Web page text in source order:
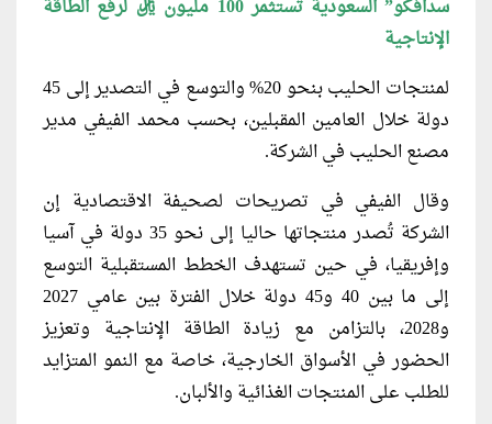
سدافكو” السعودية تستثمر 100 مليون ريال لرفع الطاقة
الإنتاجية
لمنتجات الحليب بنحو 20% والتوسع في التصدير إلى 45
دولة خلال العامين المقبلين، بحسب محمد الفيفي مدير
مصنع الحليب في الشركة.
وقال الفيفي في تصريحات لصحيفة الاقتصادية إن
الشركة تُصدر منتجاتها حاليا إلى نحو 35 دولة في آسيا
وإفريقيا، في حين تستهدف الخطط المستقبلية التوسع
إلى ما بين 40 و45 دولة خلال الفترة بين عامي 2027
و2028، بالتزامن مع زيادة الطاقة الإنتاجية وتعزيز
الحضور في الأسواق الخارجية، خاصة مع النمو المتزايد
للطلب على المنتجات الغذائية والألبان.